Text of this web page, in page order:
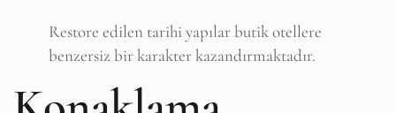
Restore edilen tarihi yapılar butik otellere
benzersiz bir karakter kazandırmaktadır.